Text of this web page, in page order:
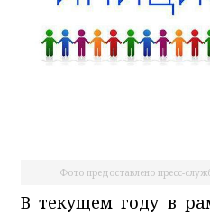
Фото предоставлено пресс-
В текущем году в